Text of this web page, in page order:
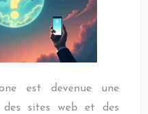
est devenue une
des sites web et des